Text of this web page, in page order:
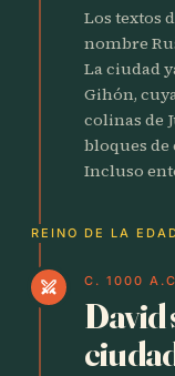
Los textos
nombre
La ciudad
Gihón,
colinas de
bloques
Incluso
REINO DE LA
swords C. 1000
David